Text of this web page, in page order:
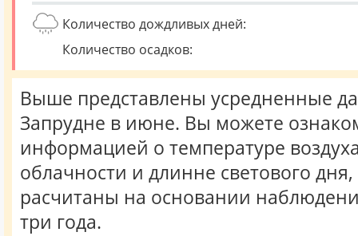
Количество дождливых дней:
Количество осадков:
Выше представлены усредненные
Запрудне в июне. Вы можете
информацией о температуре
облачности и длинне светового
расчитаны на основании
три года.